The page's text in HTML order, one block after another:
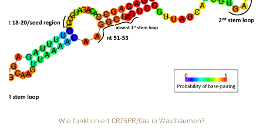
Wie funktioniert CRISPR/Cas in Waldbäumen?